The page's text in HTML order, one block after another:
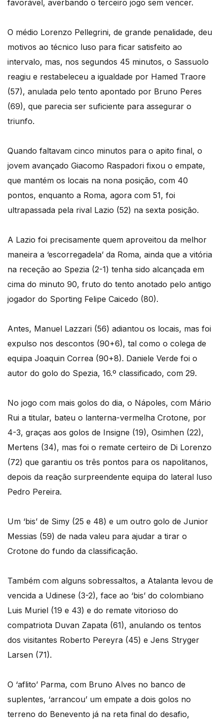
favorável, averbando o terceiro jogo sem vencer.
O médio Lorenzo Pellegrini, de grande penalidade, deu
motivos ao técnico luso para ficar satisfeito ao
intervalo, mas, nos segundos 45 minutos, o Sassuolo
reagiu e restabeleceu a igualdade por Hamed Traore
(57), anulada pelo tento apontado por Bruno Peres
(69), que parecia ser suficiente para assegurar o
triunfo.
Quando faltavam cinco minutos para o apito final, o
jovem avançado Giacomo Raspadori fixou o empate,
que mantém os locais na nona posição, com 40
pontos, enquanto a Roma, agora com 51, foi
ultrapassada pela rival Lazio (52) na sexta posição.
A Lazio foi precisamente quem aproveitou da melhor
maneira a ‘escorregadela’ da Roma, ainda que a vitória
na receção ao Spezia (2-1) tenha sido alcançada em
cima do minuto 90, fruto do tento anotado pelo antigo
jogador do Sporting Felipe Caicedo (80).
Antes, Manuel Lazzari (56) adiantou os locais, mas foi
expulso nos descontos (90+6), tal como o colega de
equipa Joaquin Correa (90+8). Daniele Verde foi o
autor do golo do Spezia, 16.º classificado, com 29.
No jogo com mais golos do dia, o Nápoles, com Mário
Rui a titular, bateu o lanterna-vermelha Crotone, por
4-3, graças aos golos de Insigne (19), Osimhen (22),
Mertens (34), mas foi o remate certeiro de Di Lorenzo
(72) que garantiu os três pontos para os napolitanos,
depois da reação surpreendente equipa do lateral luso
Pedro Pereira.
Um ‘bis’ de Simy (25 e 48) e um outro golo de Junior
Messias (59) de nada valeu para ajudar a tirar o
Crotone do fundo da classificação.
Também com alguns sobressaltos, a Atalanta levou de
vencida a Udinese (3-2), face ao ‘bis’ do colombiano
Luis Muriel (19 e 43) e do remate vitorioso do
compatriota Duvan Zapata (61), anulando os tentos
dos visitantes Roberto Pereyra (45) e Jens Stryger
Larsen (71).
O ‘aflito’ Parma, com Bruno Alves no banco de
suplentes, ‘arrancou’ um empate a dois golos no
terreno do Benevento já na reta final do desafio,